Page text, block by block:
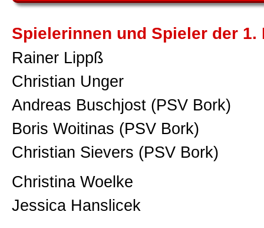
Spielerinnen und Spieler der 1.
Rainer Lippß
Christian Unger
Andreas Buschjost (PSV Bork)
Boris Woitinas (PSV Bork)
Christian Sievers (PSV Bork)
Christina Woelke
Jessica Hanslicek